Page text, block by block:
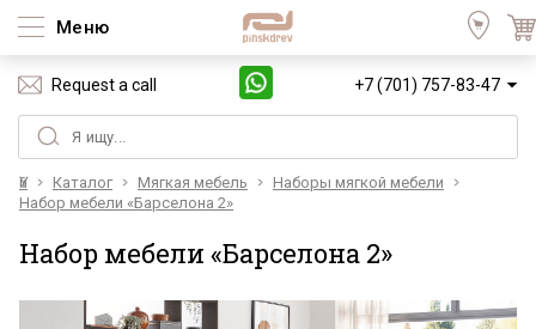
Меню
Request a call +7 (701) 757-83-47
Үй Каталог Мягкая мебель
Наборы мягкой мебели
Набор мебели «Барселона 2»
Набор мебели «Барселона 2»